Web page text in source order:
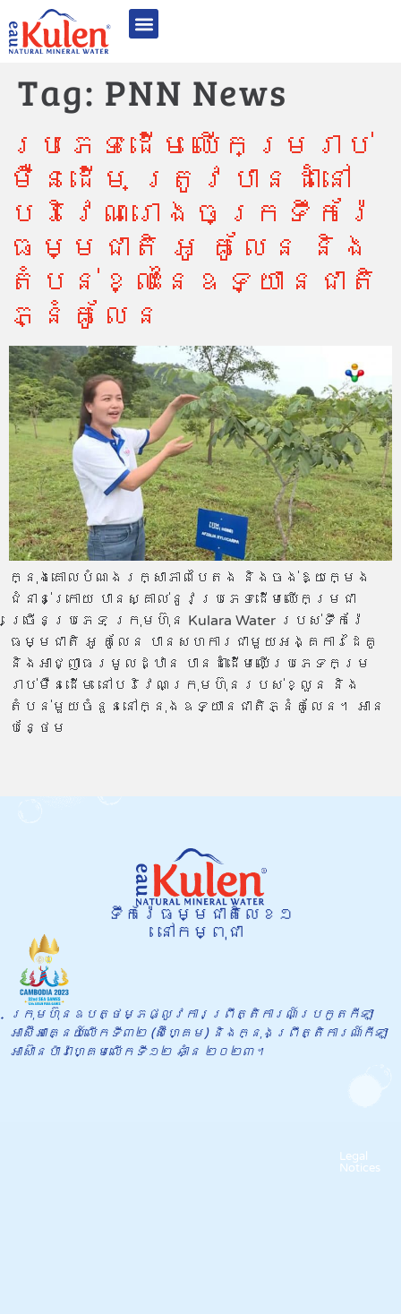
Tag: PNN News
ប្រភេទដើមឈើកម្ររាប់
ម៉ឺនដើម ត្រូវបានដាំនៅ
បរិវេណរោងចក្រទឹករ៉ែ
ធម្មជាតិ អូ គូលែន និង
តំបន់ខ្លះនៃឧទ្យានជាតិ
ភ្នំគូលែន
ក្នុងគោលបំណងរក្សាភាពបៃតង និងចង់ឱ្យក្មេង
ជំនាន់ក្រោយ បានស្គាល់នូវប្រភេទដើមឈើកម្រជា
ច្រើនប្រភេទ ក្រុមហ៊ុន Kulara Water របស់ទឹករ៉ែ
ធម្មជាតិ អូ គូលែន បានសហការជាមួយអង្គការដៃគូ
និងអាជ្ញាធរមូលដ្ឋាន បានដាំដើមឈើប្រភេទកម្រ
រាប់ម៉ឺនដើម នៅបរិវេណក្រុមហ៊ុនរបស់ខ្លួន និង
តំបន់មួយចំនួននៅក្នុងឧទ្យានជាតិភ្នំគូលែន។ អាន​
បន្ថែម
ទឹករ៉ែធម្មជាតិលេខ១
នៅកម្ពុជា
ក្រុមហ៊ុនឧបត្ថម្ភផ្លូវការព្រឹត្តិការណ៍​ប្រកួតកីឡា
អាស៊ីអាគ្នេយ៍លើកទី៣២ (ស៊ីហ្គេម) និងក្នុង​ព្រឹត្តិការណ៍កីឡា
អាស៊ានប៉ារ៉ាហ្គេមលើកទី១២ ឆាំ្ន ២០២៣។
Legal
Notices